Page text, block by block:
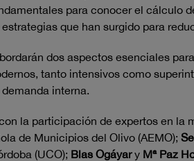
para conocer el cálculo
que han surgido para
dos aspectos esenciales
tanto intensivos como
interna.
la participación de expertos en la
de Municipios del Olivo (AEMO);
(UCO); Blas Ogáyary Mª Paz